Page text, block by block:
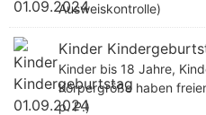
Ausweiskontrolle)
Kinder
Kinder bis 18 Jahre,
Körpergröße haben
p. P.)